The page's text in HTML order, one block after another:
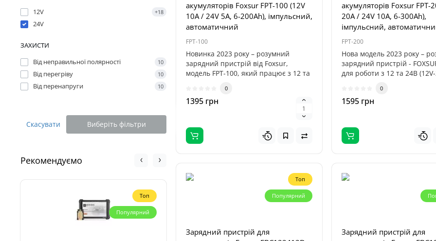
12V
+18
24V
ЗАХИСТИ
Від неправильної полярності
10
Від перегріву 10
Від перенапруги 10
Скасувати Виберіть фільтри
Рекомендуємо
Топ
Популярний
Топ
акумуляторів Foxsur FPT-100 (12V
10A / 24V 5A, 6-200Ah), імпульсний,
автоматичний
FPT-100
Новинка 2023 року – розумний
зарядний пристрій від Foxsur,
модель FPT-100, який працює з 12 та
0
1395 грн
акумуляторів Foxsur FPT-
20A / 24V 10A, 6-300Ah),
імпульсний,
FPT-200
Нова модель 2023 року –
зарядний пристрій -
для роботи з 12 та 24В
0
1595 грн
Топ
Популярний
Зарядний пристрій для
Зарядний пристрій для